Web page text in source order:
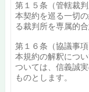
第１５条（管轄裁判
本契約を巡る一切
る裁判所を専属的
第１６条（協議事項
本規約の解釈につ
ついては、信義誠
ものとします。